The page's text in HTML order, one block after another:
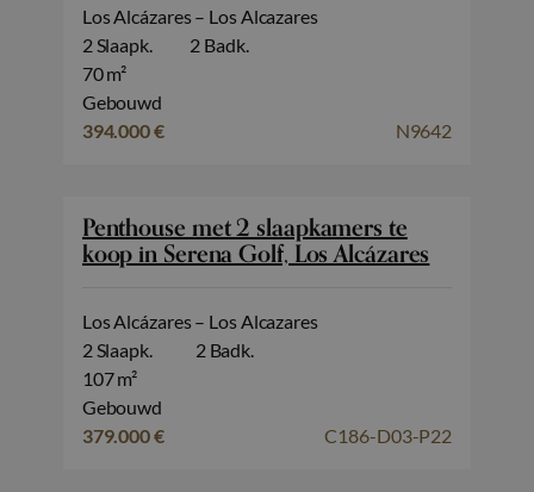
Los Alcázares – Los Alcazares
2 Slaapk.
2 Badk.
70 m²
Gebouwd
394.000 €
N9642
Penthouse met 2 slaapkamers te
koop in Serena Golf, Los Alcázares
Los Alcázares – Los Alcazares
2 Slaapk.
2 Badk.
107 m²
Gebouwd
379.000 €
C186-D03-P22